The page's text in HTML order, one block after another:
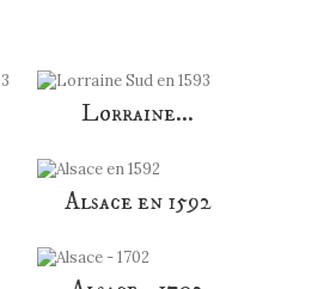
Lorraine...
Alsace en 1592